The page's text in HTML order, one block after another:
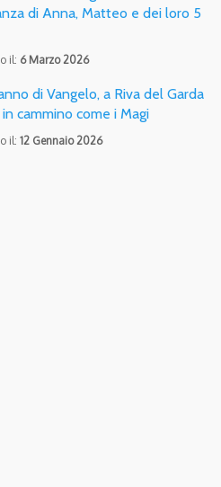
di Anna, Matteo e dei loro 5
il: 6 Marzo 2026
di Vangelo, a Riva del Garda
cammino come i Magi
il:12 Gennaio 2026